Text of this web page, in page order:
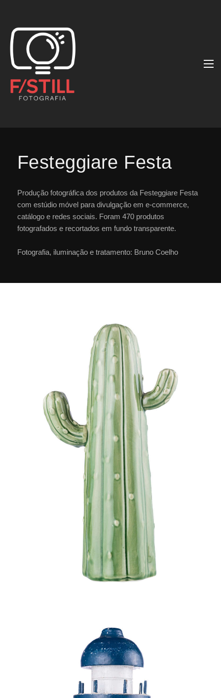
Festeggiare Festa
Produção fotográfica dos produtos da Festeggiare Festa
com estúdio móvel para divulgação em e-commerce,
catálogo e redes sociais. Foram 470 produtos
fotografados e recortados em fundo transparente.
Fotografia, iluminação e tratamento: Bruno Coelho